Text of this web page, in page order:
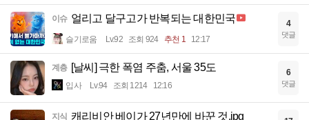
이슈 얼리고 달구고가 반복되는 대한민국
슬기로움 Lv.92 조회 924 추천 1 12:17
4
댓글
계층 [날씨] 극한 폭염 주춤, 서울 35도
입사 Lv.94 조회 1214 12:16
6
댓글
지식 캐리비안 베이가 27년만에 바꾼 것.jpg